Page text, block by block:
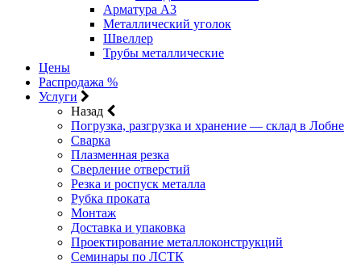
Арматура А3
Металлический уголок
Швеллер
Трубы металлические
Цены
Распродажа %
Услуги
Назад
Погрузка, разгрузка и хранение — склад в Лобне
Сварка
Плазменная резка
Сверление отверстий
Резка и роспуск металла
Рубка проката
Монтаж
Доставка и упаковка
Проектирование металлоконструкций
Семинары по ЛСТК